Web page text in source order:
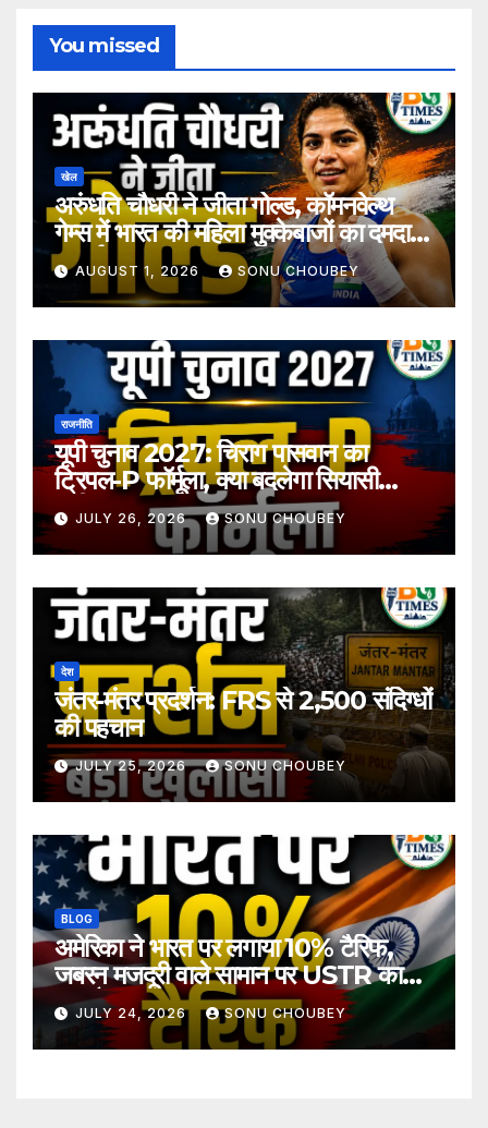
You missed
खेल
अरुंधति चौधरी ने जीता गोल्ड, कॉमनवेल्थ
गेम्स में भारत की महिला मुक्केबाजों का दमदार
प्रदर्शन
AUGUST 1, 2026 SONU CHOUBEY
राजनीति
यूपी चुनाव 2027: चिराग पासवान का
ट्रिपल-P फॉर्मूला, क्या बदलेगा सियासी
समीकरण?
JULY 26, 2026 SONU CHOUBEY
देश
जंतर-मंतर प्रदर्शन: FRS से 2,500 संदिग्धों
की पहचान
JULY 25, 2026 SONU CHOUBEY
BLOG
अमेरिका ने भारत पर लगाया 10% टैरिफ,
जबरन मजदूरी वाले सामान पर USTR का
बड़ा फैसला
JULY 24, 2026 SONU CHOUBEY